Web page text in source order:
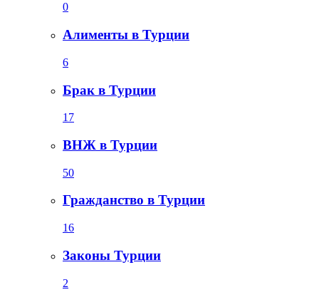
0
Алименты в Турции
6
Брак в Турции
17
ВНЖ в Турции
50
Гражданство в Турции
16
Законы Турции
2